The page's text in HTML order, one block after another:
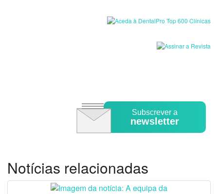
Subscrever a
newsletter
Notícias relacionadas